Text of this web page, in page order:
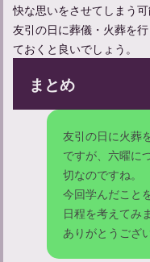
快な思いをさせてしまう可
友引の日に葬儀・火葬を
ておくと良いでしょう。
まとめ
友引の日に火葬
ですが、六曜に
切なのですね。
今回学んだこと
日程を考えてみ
ありがとうござ